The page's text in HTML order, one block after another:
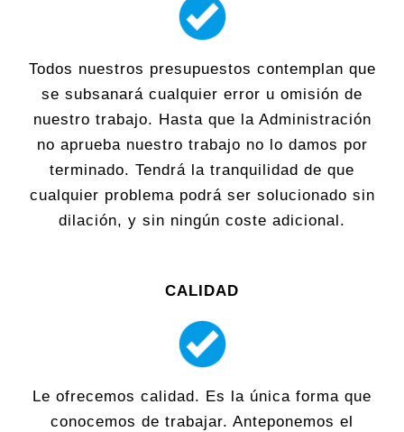
Todos nuestros presupuestos contemplan que
se subsanará cualquier error u omisión de
nuestro trabajo. Hasta que la Administración
no aprueba nuestro trabajo no lo damos por
terminado. Tendrá la tranquilidad de que
cualquier problema podrá ser solucionado sin
dilación, y sin ningún coste adicional.
CALIDAD
Le ofrecemos calidad. Es la única forma que
conocemos de trabajar. Anteponemos el